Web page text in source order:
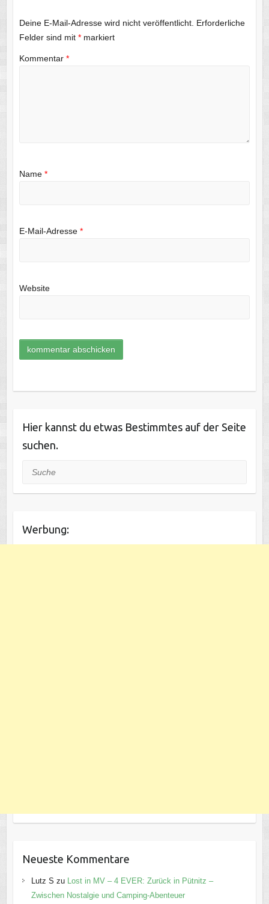
Deine E-Mail-Adresse wird nicht veröffentlicht. Erforderliche
Felder sind mit *markiert
Kommentar *
Name *
E-Mail-Adresse *
Website
Hier kannst du etwas Bestimmtes auf der Seite
suchen.
Suche
Werbung:
Neueste Kommentare
Lutz S zu
Lost in MV – 4 EVER: Zurück in Pütnitz –
Zwischen Nostalgie und Camping-Abenteuer